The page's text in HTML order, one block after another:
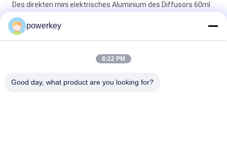
Des direkten mini elektrisches Aluminium des Diffusors 60ml
Verkaufsdiffusors China-Fertigung
Verkaufspreisaromaätherischen öls der Fabrik Minialuminium
Luftverteiler 1.57W des ätherischen Öls 100Ml
powerkey
8:22 PM
Good day, what product are you looking for?